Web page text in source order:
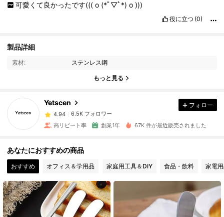
可愛くて良かったです((( o (*ﾟ▽ﾟ*) o )))
役に立つ (0)
製品詳細
素材: ステンレス鋼
もっと見る
Yetscen
6.5K フォロワー
4.94 6.5K フォロワー
4.94 6.5K フォロワー
フォロー
高リピート率 創業1年 67K 件が最近販売されました
あなたにおすすめの商品
おすすめ オフィス＆学用品 家庭用工具＆DIY 食品・飲料 家電